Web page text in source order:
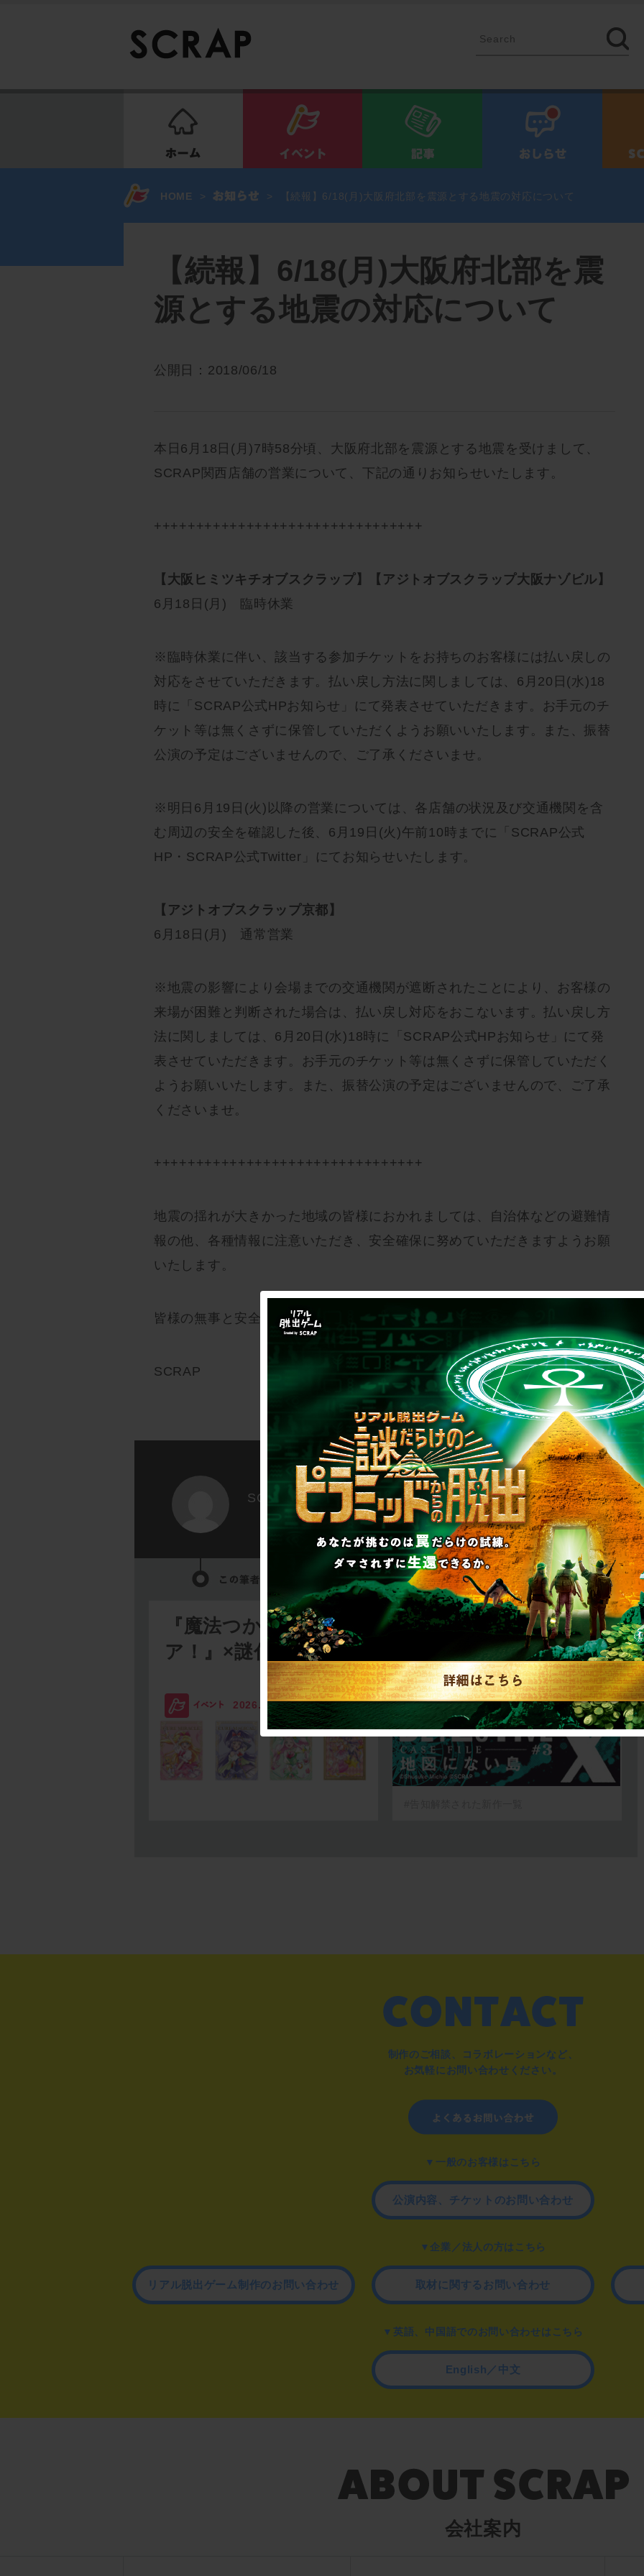
HOME > > 【続報】6/18(月)大阪府北部を震源とする地震の対応について
【続報】6/18(月)大阪府北部を震
源とする地震の対応について
公開日：2018/06/18
本日6月18日(月)7時58分頃、大阪府北部を震源とする地震を受けまして、
SCRAP関西店舗の営業について、下記の通りお知らせいたします。
++++++++++++++++++++++++++++++++
【大阪ヒミツキチオブスクラップ】【アジトオブスクラップ大阪ナゾビル】
6月18日(月) 臨時休業
※臨時休業に伴い、該当する参加チケットをお持ちのお客様には払い戻しの
対応をさせていただきます。払い戻し方法に関しましては、6月20日(水)18
時に「SCRAP公式HPお知らせ」にて発表させていただきます。お手元のチ
ケット等は無くさずに保管していただくようお願いいたします。また、振替
公演の予定はございませんので、ご了承くださいませ。
※明日6月19日(火)以降の営業については、各店舗の状況及び交通機関を含
む周辺の安全を確認した後、6月19日(火)午前10時までに「SCRAP公式
HP・SCRAP公式Twitter」にてお知らせいたします。
【アジトオブスクラップ京都】
6月18日(月) 通常営業
※地震の影響により会場までの交通機関が遮断されたことにより、お客様の
来場が困難と判断された場合は、払い戻し対応をおこないます。払い戻し方
法に関しましては、6月20日(水)18時に「SCRAP公式HPお知らせ」にて発
表させていただきます。お手元のチケット等は無くさずに保管していただく
ようお願いいたします。また、振替公演の予定はございませんので、ご了承
くださいませ。
++++++++++++++++++++++++++++++++
地震の揺れが大きかった地域の皆様におかれましては、自治体などの避難情
報の他、各種情報に注意いただき、安全確保に努めていただきますようお願
いたします。
皆様の無事と安全を心より願っております。
SCRAP
SCRAP
『魔法つかいプリキュ
ア！』×謎付きクリ…
2026.08.03SCRAP
【2026年7月】告知解
禁された新作一…
2026.07.31SCRAP
制作のご相談、コラボレーションなど、
お気軽にお問い合わせください。
▼一般のお客様はこちら
公演内容、チケットのお問い合わせ
▼企業／法人の方はこちら
リアル脱出ゲーム制作のお問い合わせ 取材に関するお問い合わせ
▼英語、中国語でのお問い合わせはこちら
English／中文
会社案内